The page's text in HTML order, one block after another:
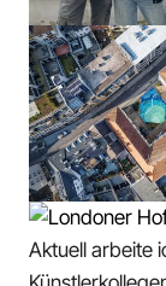
Aktuell arbeite